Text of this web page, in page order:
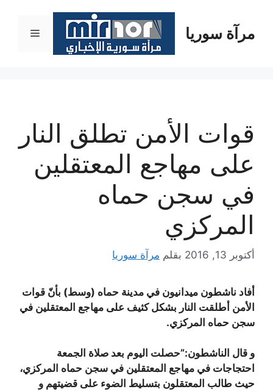
المحتوىمرآة سوريا القائمة
قوات الأمن تطلق النار
على مهاجع المعتقلين
في سجن حماه
المركزي
أكتوبر 13, 2016 بقلم مرآة سوريا
أفاد ناشطون ميدانيون في مدينة حماه (وسط) بأنّ قوات
الأمن أطلقت النار بشكل كثيف على مهاجع المعتقلين في
سجن حماه المركزي.
و قال الناشطون:”حصلت اليوم بعد صلاة الجمعة
احتجاجات في مهاجع المعتقلين في سجن حماه المركزي،
حيث طالب المعتقلون بتسليط الضوء على قضيتهم و